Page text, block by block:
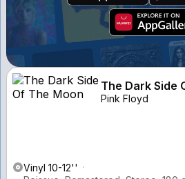
The Dark Side
Pink Floyd
Vinyl 10-12''